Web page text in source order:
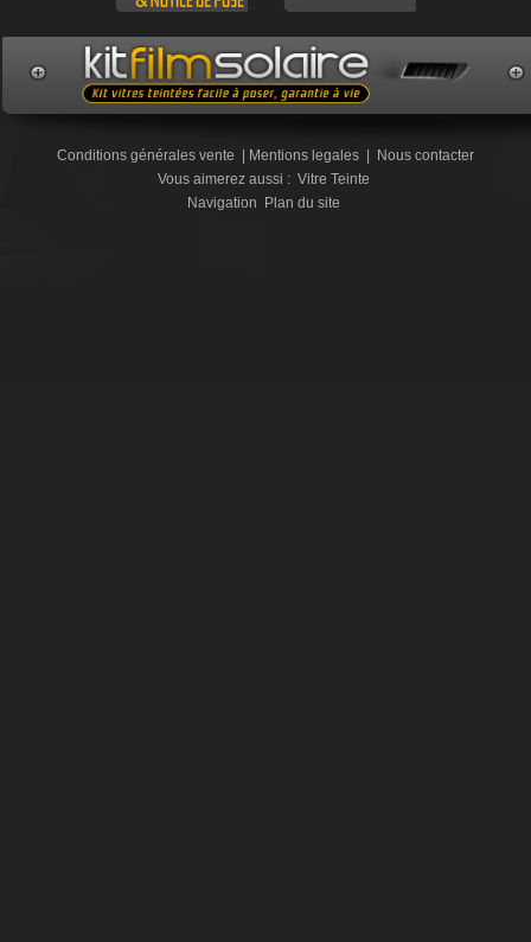
Conditions générales vente | Mentions legales | Nous contacter
Vous aimerez aussi : Vitre Teinte
Navigation Plan du site